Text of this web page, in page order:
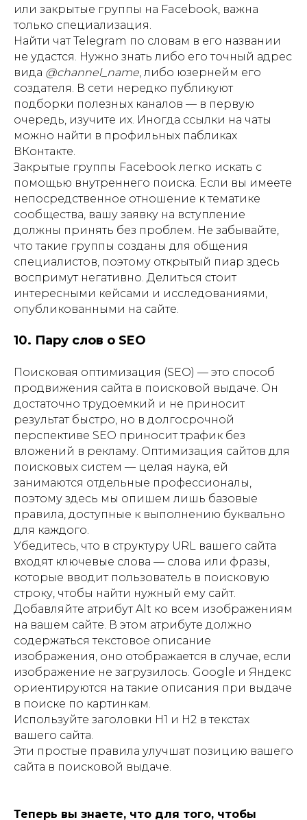
или закрытые группы на Facebook, важна
только специализация.
Найти чат Telegram по словам в его названии
не удастся. Нужно знать либо его точный адрес
вида @channel_name, либо юзернейм его
создателя. В сети нередко публикуют
подборки полезных каналов — в первую
очередь, изучите их. Иногда ссылки на чаты
можно найти в профильных пабликах
ВКонтакте.
Закрытые группы Facebook легко искать с
помощью внутреннего поиска. Если вы имеете
непосредственное отношение к тематике
сообщества, вашу заявку на вступление
должны принять без проблем. Не забывайте,
что такие группы созданы для общения
специалистов, поэтому открытый пиар здесь
воспримут негативно. Делиться стоит
интересными кейсами и исследованиями,
опубликованными на сайте.
10. Пару слов о SEO
Поисковая оптимизация (SEO) — это способ
продвижения сайта в поисковой выдаче. Он
достаточно трудоемкий и не приносит
результат быстро, но в долгосрочной
перспективе SEO приносит трафик без
вложений в рекламу. Оптимизация сайтов для
поисковых систем — целая наука, ей
занимаются отдельные профессионалы,
поэтому здесь мы опишем лишь базовые
правила, доступные к выполнению буквально
для каждого.
Убедитесь, что в структуру URL вашего сайта
входят ключевые слова — слова или фразы,
которые вводит пользователь в поисковую
строку, чтобы найти нужный ему сайт.
Добавляйте атрибут Alt ко всем изображениям
на вашем сайте. В этом атрибуте должно
содержаться текстовое описание
изображения, оно отображается в случае, если
изображение не загрузилось. Google и Яндекс
ориентируются на такие описания при выдаче
в поиске по картинкам.
Используйте заголовки H1 и H2 в текстах
вашего сайта.
Эти простые правила улучшат позицию вашего
сайта в поисковой выдаче.
Теперь вы знаете, что для того, чтобы